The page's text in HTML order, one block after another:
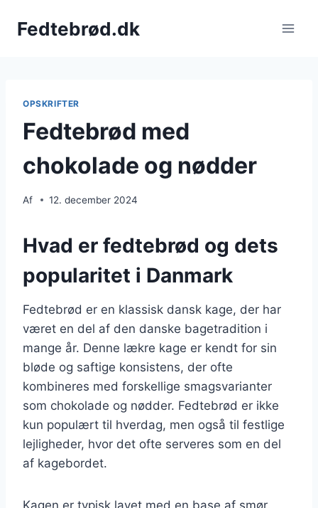
Fedtebrød.dk
OPSKRIFTER
Fedtebrød med
chokolade og nødder
Af 12. december 2024
Hvad er fedtebrød og dets
popularitet i Danmark
Fedtebrød er en klassisk dansk kage, der har
været en del af den danske bagetradition i
mange år. Denne lækre kage er kendt for sin
bløde og saftige konsistens, der ofte
kombineres med forskellige smagsvarianter
som chokolade og nødder. Fedtebrød er ikke
kun populært til hverdag, men også til festlige
lejligheder, hvor det ofte serveres som en del
af kagebordet.
Kagen er typisk lavet med en base af smør,